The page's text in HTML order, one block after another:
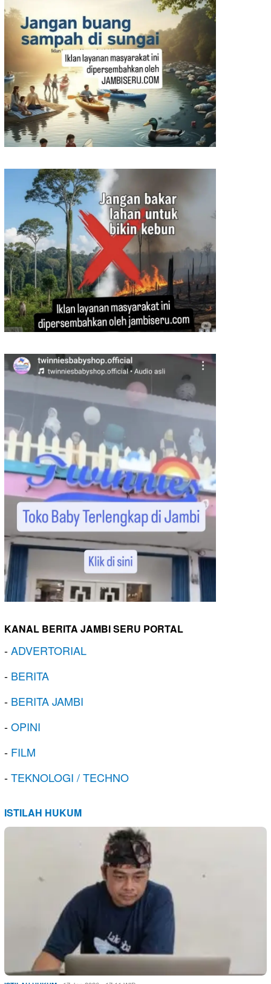
KANAL BERITA JAMBI SERU PORTAL
-ADVERTORIAL
- BERITA
- BERITA JAMBI
-OPINI
- FILM
-TEKNOLOGI / TECHNO
ISTILAH HUKUM